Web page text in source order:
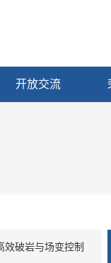
开放交流
效破岩与场变控制